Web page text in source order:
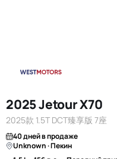
2025 Jetour X70
2025款 1.5T DCT臻享版 7座
40 дней в продаже
Unknown · Пекин